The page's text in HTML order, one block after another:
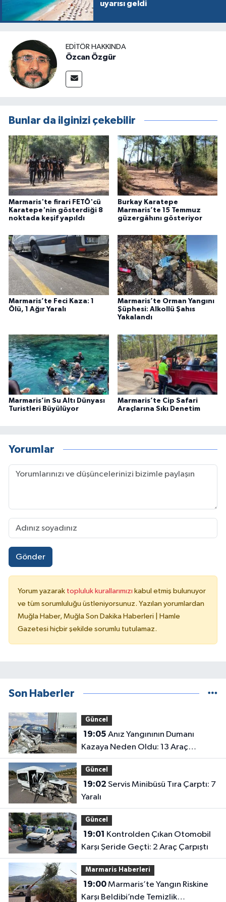
uyarısı geldi
EDITÖR HAKKINDA
Özcan Özgür
Bunlar da ilginizi çekebilir
Marmaris'te firari FETÖ'cü
Karatepe'nin gösterdiği 8
noktada keşif yapıldı
Burkay Karatepe
Marmaris’te 15 Temmuz
güzergâhını gösteriyor
Marmaris’te Feci Kaza: 1
Ölü, 1 Ağır Yaralı
Marmaris’te Orman Yangını
Şüphesi: Alkollü Şahıs
Yakalandı
Marmaris’in Su Altı Dünyası
Turistleri Büyülüyor
Marmaris’te Cip Safari
Araçlarına Sıkı Denetim
Yorumlar
Gönder
Yorum yazarak topluluk kurallarımızı kabul etmiş bulunuyor
ve tüm sorumluluğu üstleniyorsunuz. Yazılan yorumlardan
Muğla Haber, Muğla Son Dakika Haberleri | Hamle
Gazetesi hiçbir şekilde sorumlu tutulamaz.
Son Haberler
Güncel
19:05
Kazaya Neden Oldu: 13 Araç
Birbirine Girdi
Güncel
19:02
Yaralı
Güncel
19:01
Karşı Şeride Geçti: 2 Araç Çarpıştı
Marmaris Haberleri
19:00Marmaris’te Yangın Riskine
Karşı Beldibi’nde Temizlik